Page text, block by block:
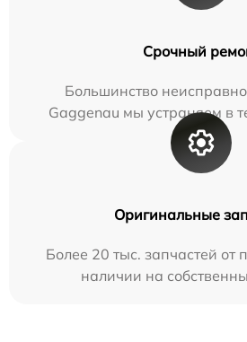
Срочный
Большинство
Gaggenau мы устраняем в
Оригинальные
Более 20 тыс. запчастей от
наличии на